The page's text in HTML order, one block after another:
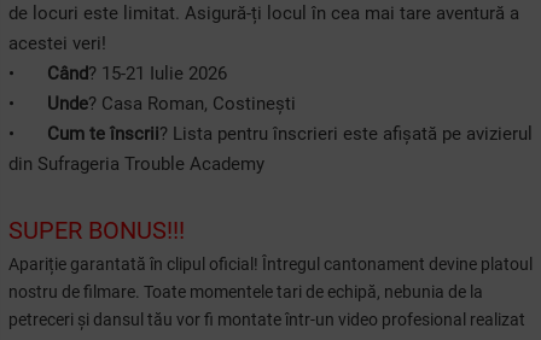
de locuri este limitat. Asigură-ți locul în cea mai tare aventură a
acestei veri!
•
Când? 15-21 Iulie 2026
•
Unde? Casa Roman, Costinești
•
Cum te înscrii? Lista pentru înscrieri este afișată pe avizierul
din Sufrageria Trouble Academy
SUPER BONUS!!!
Apariție garantată în clipul oficial! Întregul cantonament devine platoul
nostru de filmare. Toate momentele tari de echipă, nebunia de la
petreceri și dansul tău vor fi montate într-un video profesional realizat